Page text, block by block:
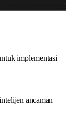
implementasi
ancaman